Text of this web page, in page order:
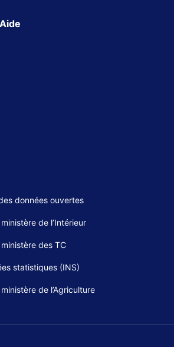
données ouvertes
de l’Intérieur
des TC
statistiques (INS)
de l’Agriculture